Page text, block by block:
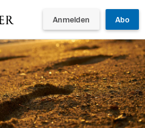
Anmelden Abo